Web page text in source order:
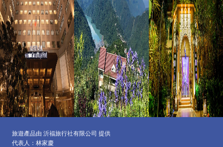
旅遊產品由 沂福旅行社有限公司 提供
代表人：林家慶